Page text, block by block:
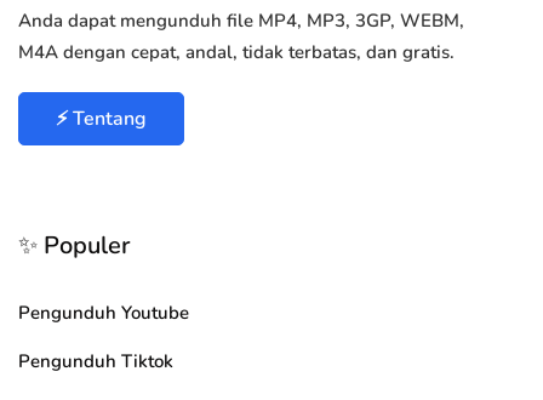
Anda dapat mengunduh file MP4, MP3, 3GP, WEBM,
M4A dengan cepat, andal, tidak terbatas, dan gratis.
⚡ Tentang
✨ Populer
Pengunduh Youtube
Pengunduh Tiktok